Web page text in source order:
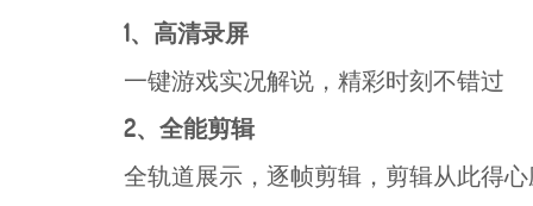
1、高清录屏
一键游戏实况解说，精彩时刻不错过
2、全能剪辑
全轨道展示，逐帧剪辑，剪辑从此得